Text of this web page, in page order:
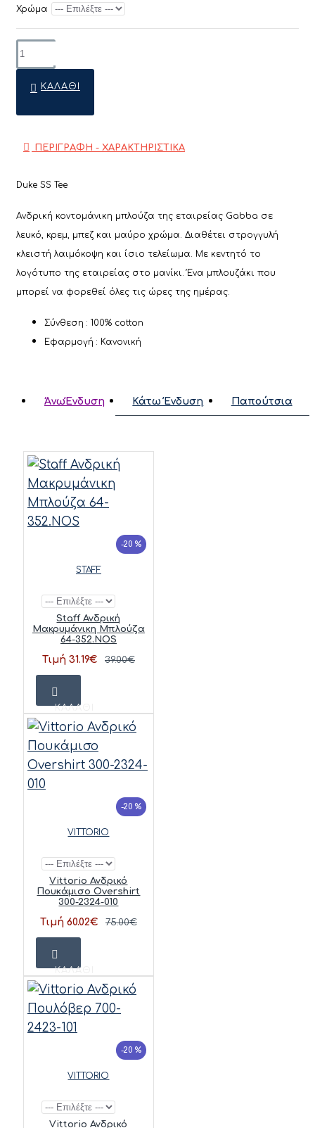
Χρώμα
ΚΑΛΆΘΙ
ΠΕΡΙΓΡΑΦΗ - ΧΑΡΑΚΤΗΡΙΣΤΙΚΑ
Duke SS Tee
Ανδρική κοντομάνικη μπλούζα της εταιρείας Gabba σε
λευκό, κρεμ, μπεζ και μαύρο χρώμα. Διαθέτει στρογγυλή
κλειστή λαιμόκοψη και ίσιο τελείωμα. Με κεντητό το
λογότυπο της εταιρείας στο μανίκι. Ένα μπλουζάκι που
μπορεί να φορεθεί όλες τις ώρες της ημέρας.
Σύνθεση : 100% cotton
Εφαρμογή : Κανονική
ΆνωΈνδυση Κάτω Ένδυση Παπούτσια
-20 %
STAFF
Staff Ανδρική
Μακρυμάνικη Μπλούζα
64-352.NOS
Τιμή 31.19€ 39.00€
ΚΑΛΆΘΙ
-20 %
VITTORIO
Vittorio Ανδρικό
Πουκάμισο Overshirt
300-2324-010
Τιμή 60.02€ 75.00€
ΚΑΛΆΘΙ
-20 %
VITTORIO
Vittorio Ανδρικό